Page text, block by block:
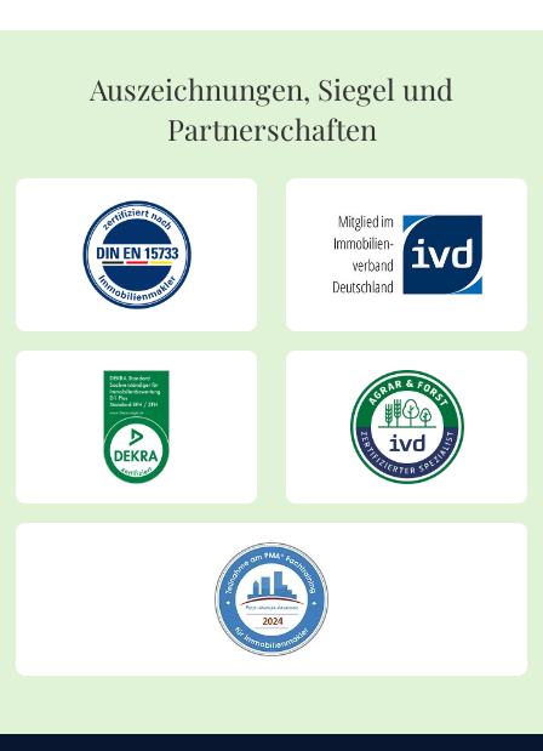
Auszeichnungen, Siegel und
Partnerschaften